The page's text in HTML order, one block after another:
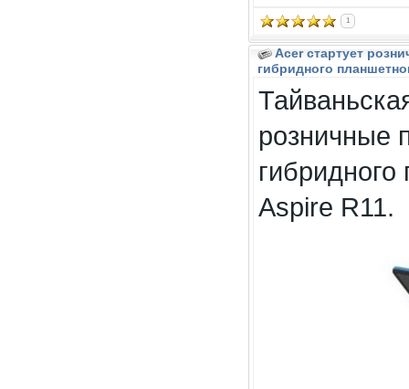
1
Acer стартует
гибридного
розничные
Aspire R11.